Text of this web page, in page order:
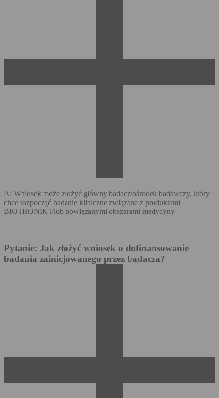
A: Wniosek może złożyć główny badacz/ośrodek badawczy, który
chce rozpocząć badanie kliniczne związane z produktami
BIOTRONIK i/lub powiązanymi obszarami medycyny.
Pytanie: Jak złożyć wniosek o dofinansowanie
badania zainicjowanego przez badacza?